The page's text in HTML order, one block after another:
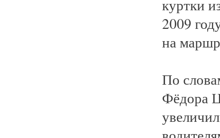
куртки
2009
на
По
Фёдора